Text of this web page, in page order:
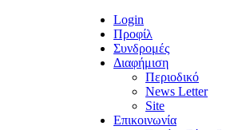
Login
Προφίλ
Συνδρομές
Διαφήμιση
Περιοδικό
News Letter
Site
Επικοινωνία